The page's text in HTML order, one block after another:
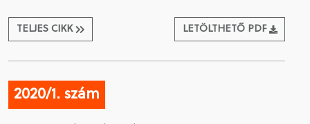
TELJES CIKK LETÖLTHETŐ PDF
2020/1. szám